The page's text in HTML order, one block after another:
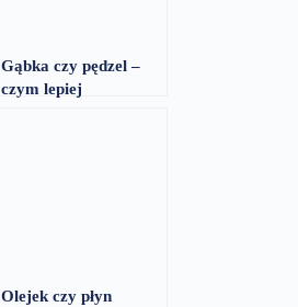
Gąbka czy pędzel –
czym lepiej
Olejek czy płyn